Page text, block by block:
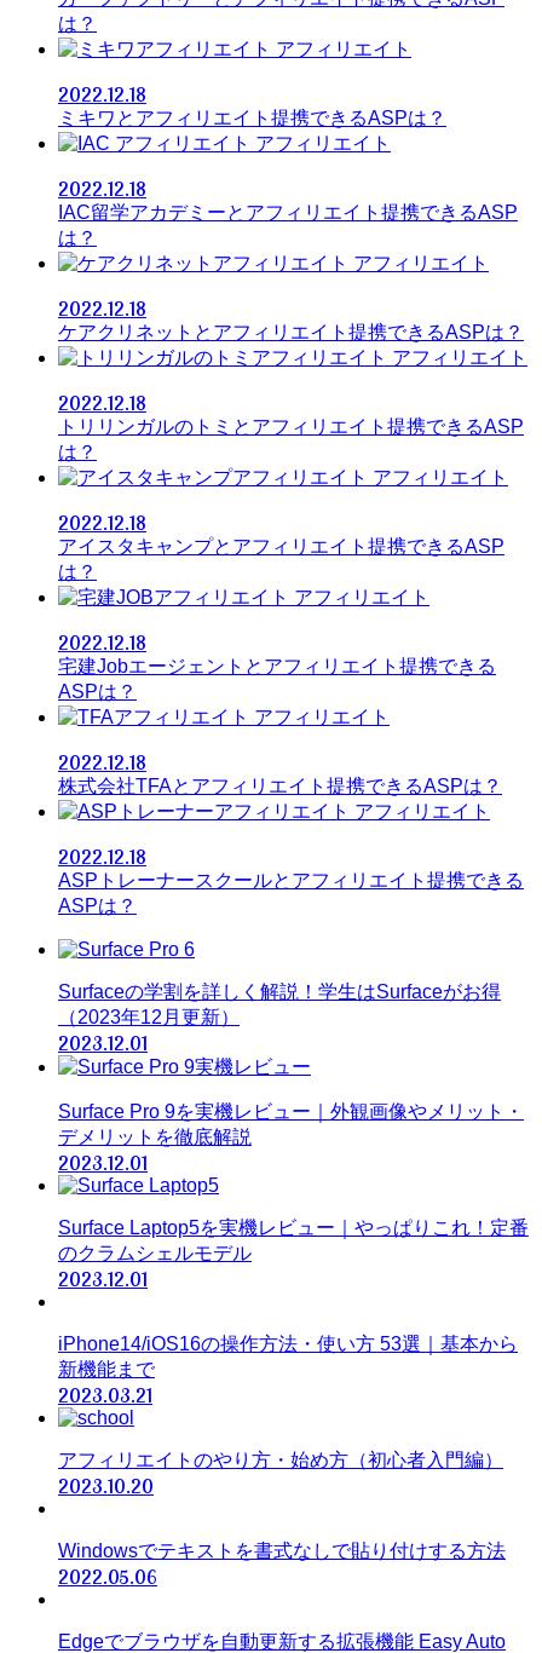
は？
アフィリエイト
2022.12.18
ミキワとアフィリエイト提携できるASPは？
アフィリエイト
2022.12.18
IAC留学アカデミーとアフィリエイト提携できるASP
は？
アフィリエイト
2022.12.18
ケアクリネットとアフィリエイト提携できるASPは？
アフィリエイト
2022.12.18
トリリンガルのトミとアフィリエイト提携できるASP
は？
アフィリエイト
2022.12.18
アイスタキャンプとアフィリエイト提携できるASP
は？
アフィリエイト
2022.12.18
宅建Jobエージェントとアフィリエイト提携できる
ASPは？
アフィリエイト
2022.12.18
株式会社TFAとアフィリエイト提携できるASPは？
アフィリエイト
2022.12.18
ASPトレーナースクールとアフィリエイト提携できる
ASPは？
Surfaceの学割を詳しく解説！学生はSurfaceがお得
（2023年12月更新）
2023.12.01
Surface Pro 9を実機レビュー｜外観画像やメリット・
デメリットを徹底解説
2023.12.01
Surface Laptop5を実機レビュー｜やっぱりこれ！定番
のクラムシェルモデル
2023.12.01
iPhone14/iOS16の操作方法・使い方 53選｜基本から
新機能まで
2023.03.21
アフィリエイトのやり方・始め方（初心者入門編）
2023.10.20
Windowsでテキストを書式なしで貼り付けする方法
2022.05.06
Edgeでブラウザを自動更新する拡張機能 Easy Auto